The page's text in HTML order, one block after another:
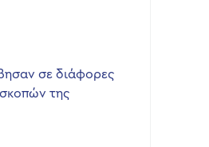
σε διάφορες
σκοπών της